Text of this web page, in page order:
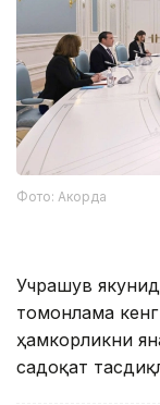
Фото: Акорда
Учрашув
томонлама
ҳамкорликни
садоқат